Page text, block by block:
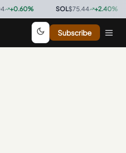
+0.60%· SOL$75.44 +2.40%·
Subscribe